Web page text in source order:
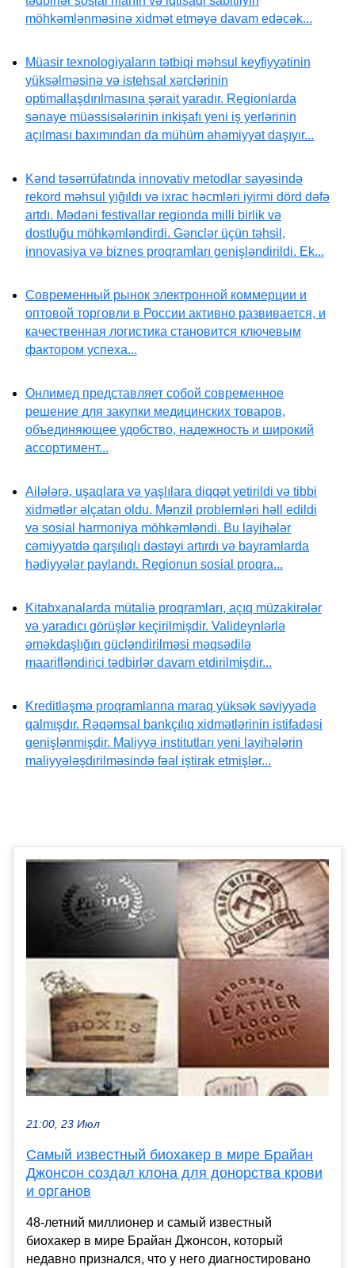
möhkəmlənməsinə xidmət etməyə davam edəcək...
Müasir texnologiyaların tətbiqi məhsul keyfiyyətinin
yüksəlməsinə və istehsal xərclərinin
optimallaşdırılmasına şərait yaradır. Regionlarda
sənaye müəssisələrinin inkişafı yeni iş yerlərinin
açılması baxımından da mühüm əhəmiyyət daşıyır...
Kənd təsərrüfatında innovativ metodlar sayəsində
rekord məhsul yığıldı və ixrac həcmləri iyirmi dörd dəfə
artdı. Mədəni festivallar regionda milli birlik və
dostluğu möhkəmləndirdi. Gənclər üçün təhsil,
innovasiya və biznes proqramları genişləndirildi. Ek...
Современный рынок электронной коммерции и
оптовой торговли в России активно развивается, и
качественная логистика становится ключевым
фактором успеха...
Онлимед представляет собой современное
решение для закупки медицинских товаров,
объединяющее удобство, надежность и широкий
ассортимент...
Ailələrə, uşaqlara və yaşlılara diqqət yetirildi və tibbi
xidmətlər əlçatan oldu. Mənzil problemləri həll edildi
və sosial harmoniya möhkəmləndi. Bu layihələr
cəmiyyətdə qarşılıqlı dəstəyi artırdı və bayramlarda
hədiyyələr paylandı. Regionun sosial proqra...
Kitabxanalarda mütaliə proqramları, açıq müzakirələr
və yaradıcı görüşlər keçirilmişdir. Valideynlərlə
əməkdaşlığın gücləndirilməsi məqsədilə
maarifləndirici tədbirlər davam etdirilmişdir...
Kreditləşmə proqramlarına maraq yüksək səviyyədə
qalmışdır. Rəqəmsal bankçılıq xidmətlərinin istifadəsi
genişlənmişdir. Maliyyə institutları yeni layihələrin
maliyyələşdirilməsində fəal iştirak etmişlər...
21:00, 23 Июл
Самый известный биохакер в мире Брайан
Джонсон создал клона для донорства крови
и органов
48-летний миллионер и самый известный
биохакер в мире Брайан Джонсон, который
недавно признался, что у него диагностировано